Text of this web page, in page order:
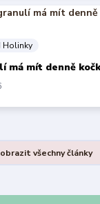
Holinky
má mít denně
všechny články